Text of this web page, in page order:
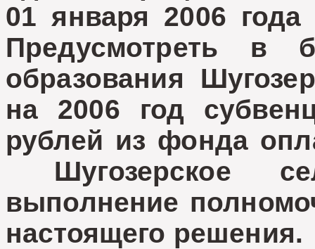
01 января 2006
Предусмотреть в
образования
на 2006 год
рублей из фонда
Шугозерское
выполнение
настоящего решения.